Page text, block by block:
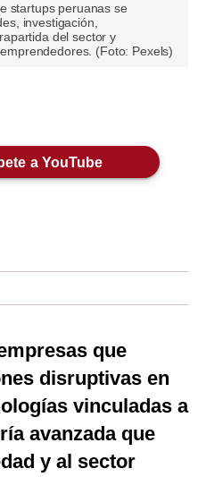
startups peruanas se
investigación,
del sector y
(Foto: Pexels)
a YouTube
que
disruptivas en
vinculadas a
avanzada que
y al sector